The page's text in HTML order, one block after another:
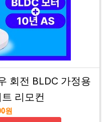
회전 BLDC 가정용
리모컨
원